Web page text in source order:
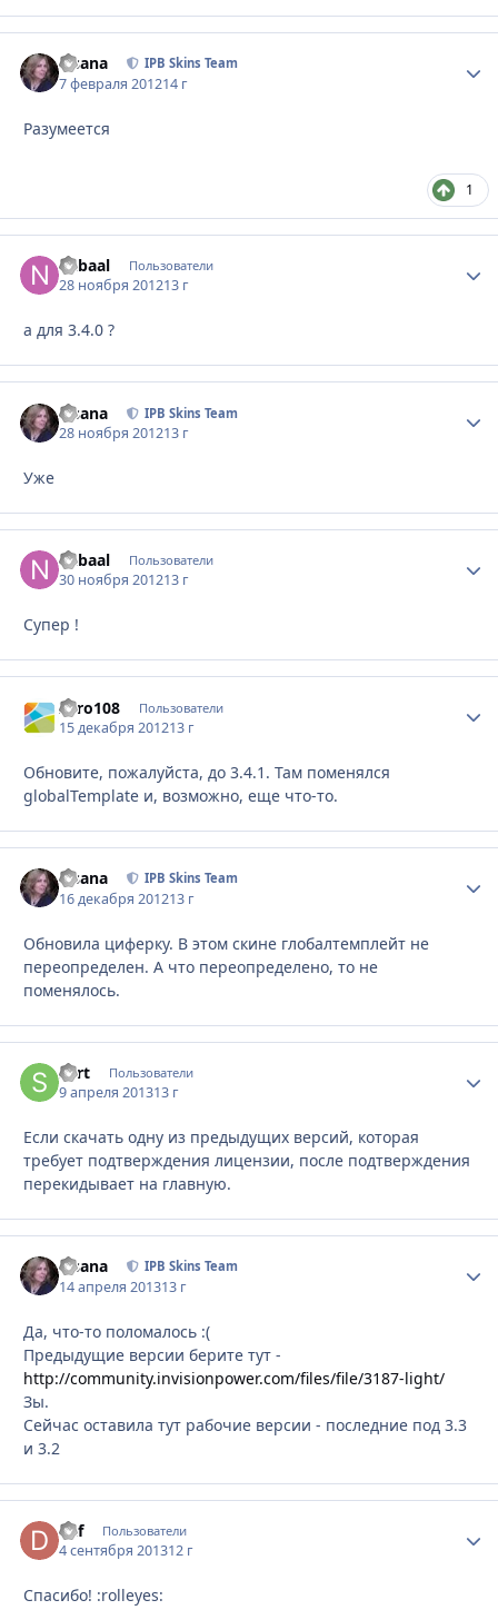
Fisana IPB Skins Team
7 февраля 201214 г
Разумеется
1
nabaal Пользователи
28 ноября 201213 г
а для 3.4.0 ?
Fisana IPB Skins Team
28 ноября 201213 г
Уже
nabaal Пользователи
30 ноября 201213 г
Супер !
Zero108 Пользователи
15 декабря 201213 г
Обновите, пожалуйста, до 3.4.1. Там поменялся
globalTemplate и, возможно, еще что-то.
Fisana IPB Skins Team
16 декабря 201213 г
Обновила циферку. В этом скине глобалтемплейт не
переопределен. А что переопределено, то не
поменялось.
skrt Пользователи
9 апреля 201313 г
Если скачать одну из предыдущих версий, которая
требует подтверждения лицензии, после подтверждения
перекидывает на главную.
Fisana IPB Skins Team
14 апреля 201313 г
Да, что-то поломалось :(
Предыдущие версии берите тут -
http://community.invisionpower.com/files/file/3187-light/
Зы.
Сейчас оставила тут рабочие версии - последние под 3.3
и 3.2
daf Пользователи
4 сентября 201312 г
Спасибо! :rolleyes: